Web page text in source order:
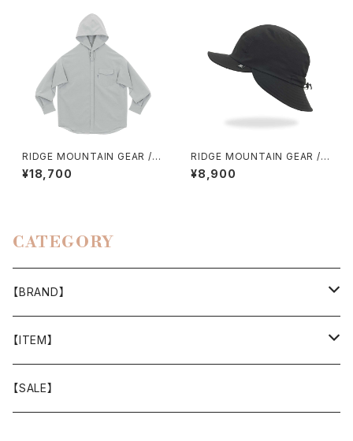
RIDGE MOUNTAIN GEAR /
HOODED LONG SLEEVE SH
IRT（WOMEN）2026
¥18,700
RIDGE MOUNTAIN GEAR / S
HADE CAP
¥8,900
CATEGORY
【BRAND】
山と道
T-SHIRT
迷迭香
【ITEM】
WEAR
【SALE】